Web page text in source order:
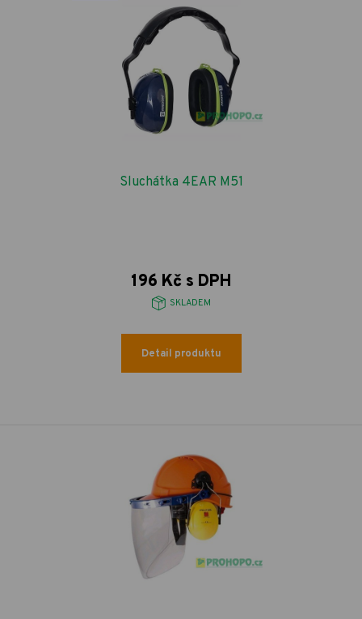
Sluchátka 4EAR M51
196 Kč s DPH
SKLADEM
Detail produktu